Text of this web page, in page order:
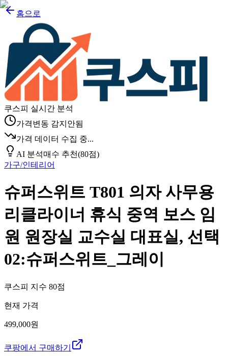
홈으로
쿠스피 실시간 분석
가격변동 감지안됨
가격 데이터 수집 중...
AI 분석매수 추천(80점)
가구/인테리어
슈퍼스위트 T801 의자 사무용
리클라이너 휴식 중역 보스 임
원 원장실 교수실 대표실, 선택
02:슈퍼스위트_그레이
쿠스피 지수 80점
현재 가격
499,000원
쿠팡에서 구매하기